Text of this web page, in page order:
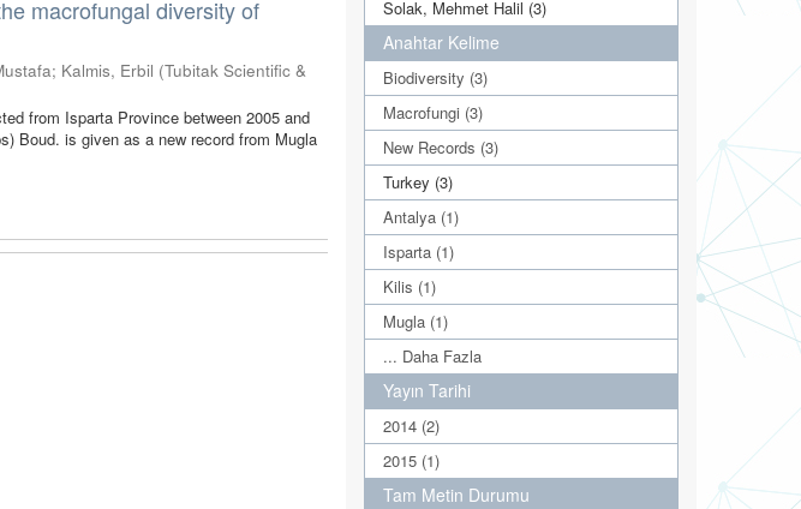
macrofungal diversity of
; Kalmis, Erbil (Tubitak Scientific &
from Isparta Province between 2005 and
Boud. is given as a new record from Mugla
Solak, Mehmet Halil (3)
Anahtar Kelime
Biodiversity (3)
Macrofungi (3)
New Records (3)
Turkey (3)
Antalya (1)
Isparta (1)
Kilis (1)
Mugla (1)
... Daha Fazla
Yayın Tarihi
2014 (2)
2015 (1)
Tam Metin Durumu